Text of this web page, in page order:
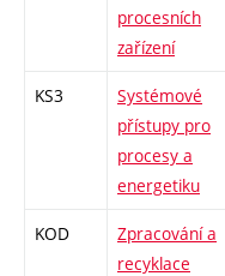
procesních
zařízení
KS3
Systémové
přístupy pro
procesy a
energetiku
KOD
Zpracování a
recyklace